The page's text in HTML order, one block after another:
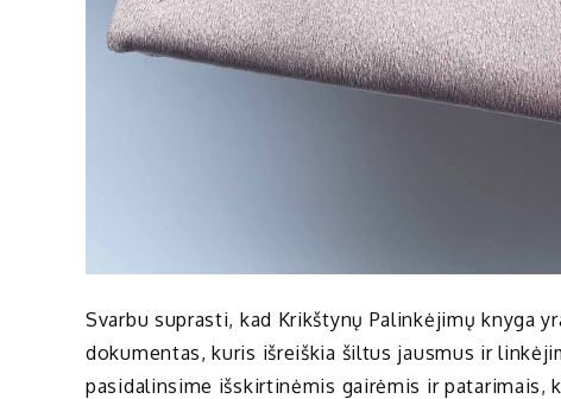
Svarbu suprasti, kad Krikštynų Palinkėjimų knyga
dokumentas, kuris išreiškia šiltus jausmus ir
pasidalinsime išskirtinėmis gairėmis ir patarimais,